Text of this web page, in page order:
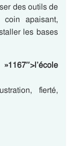
des outils de
apaisant,
les bases
fierté,